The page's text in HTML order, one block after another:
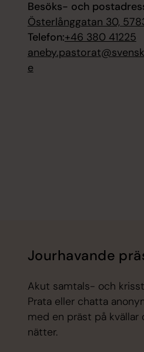
Besöks- och
Österlånggatan 30,
Telefon:+46 380 41225
e
Jourhavande
Akut samtals- och
Prata eller chatta
med en präst på kvällar
nätter.